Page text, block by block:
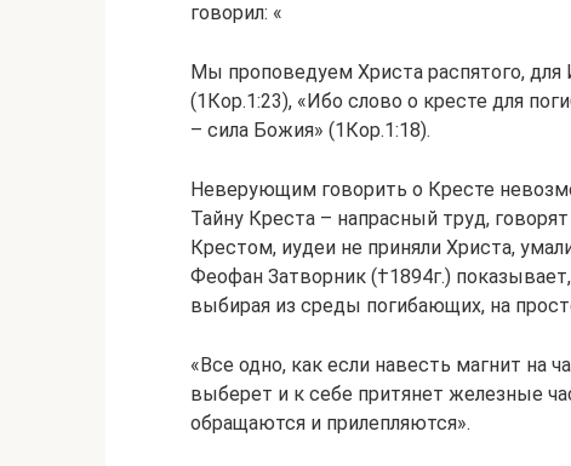
говорил: «
Мы проповедуем Христа распятого, для
(1Кор.1:23), «Ибо слово о кресте для
– сила Божия» (1Кор.1:18).
Неверующим говорить о Кресте
Тайну Креста – напрасный труд,
Крестом, иудеи не приняли Христа,
Феофан Затворник (†1894г.)
выбирая из среды погибающих, на
«Все одно, как если навесть магнит на
выберет и к себе притянет железные
обращаются и прилепляются».